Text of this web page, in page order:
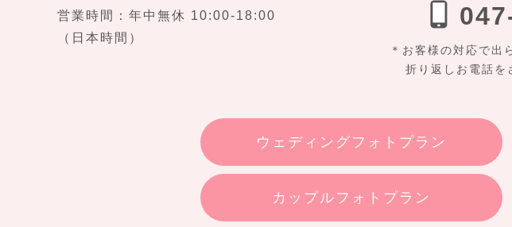
営業時間：年中無休 10:00-18:00
（日本時間）
＊お客様の対応で出
折り返しお電話を
ウェディングフォトプラン
カップルフォトプラン